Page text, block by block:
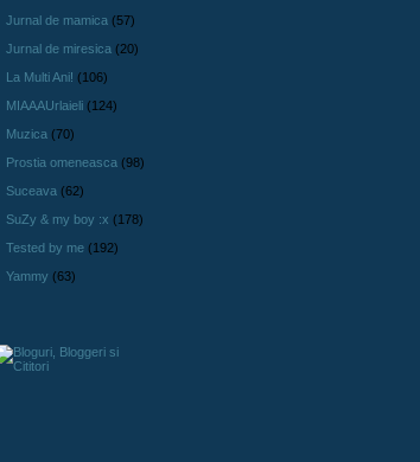
Jurnal de mamica (57)
Jurnal de miresica (20)
La Multi Ani! (106)
MIAAAUrlaieli (124)
Muzica (70)
Prostia omeneasca (98)
Suceava (62)
SuZy & my boy :x (178)
Tested by me (192)
Yammy (63)